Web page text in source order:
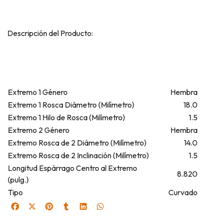
Descripción del Producto:
Extremo 1 Género
Hembra
Extremo 1 Rosca Diámetro (Milímetro)
18.0
Extremo 1 Hilo de Rosca (Milímetro)
1.5
Extremo 2 Género
Hembra
Extremo Rosca de 2 Diámetro (Milímetro)
14.0
Extremo Rosca de 2 Inclinación (Milímetro)
1.5
Longitud Espárrago Centro al Extremo
(pulg.)
8.820
Tipo
Curvado